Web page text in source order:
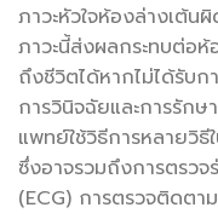
ภาวะหัวใจห้องล่างเต้น
ภาวะนี้ส่งผลกระทบต่อห้
ถึงชีวิตได้หากไม่ได้รับก
การวินิจฉัยและการรักษา
แพทย์ใช้วิธีการหลายวิธี
ซึ่งอาจรวมถึงการตรว
(ECG) การตรวจติดตา